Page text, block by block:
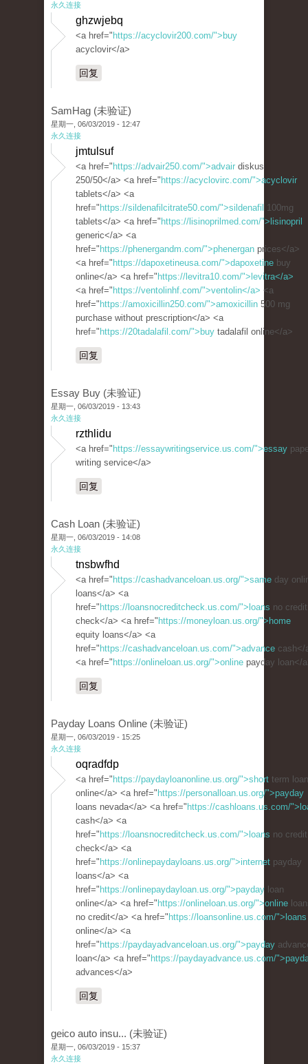
永久连接
ghzwjebq
<a href=" https://acyclovir200.com/">buy
acyclovir</a>
回复
SamHag (未验证)
星期一, 06/03/2019 - 12:47
永久连接
jmtulsuf
<a href=" https://advair250.com/">advair diskus
250/50</a> <a href=" https://acyclovirc.com/">acyclovir
tablets</a> <a
href=" https://sildenafilcitrate50.com/">sildenafil 100mg
tablets</a> <a href=" https://lisinoprilmed.com/">lisinopril
generic</a> <a
href=" https://phenergandm.com/">phenergan prices</a>
<a href=" https://dapoxetineusa.com/">dapoxetine buy
online</a> <a href=" https://levitra10.com/">levitra</a>
<a href=" https://ventolinhf.com/">ventolin</a> <a
href=" https://amoxicillin250.com/">amoxicillin 500 mg
purchase without prescription</a> <a
href=" https://20tadalafil.com/">buy tadalafil online</a>
回复
Essay Buy (未验证)
星期一, 06/03/2019 - 13:43
永久连接
rzthlidu
<a href=" https://essaywritingservice.us.com/">essay
writing service</a>
回复
Cash Loan (未验证)
星期一, 06/03/2019 - 14:08
永久连接
tnsbwfhd
<a href=" https://cashadvanceloan.us.org/">same day
loans</a> <a
href=" https://loansnocreditcheck.us.com/">loans no credit
check</a> <a href=" https://moneyloan.us.org/">home
equity loans</a> <a
href=" https://cashadvanceloan.us.com/">advance cash</
<a href=" https://onlineloan.us.org/">online payday loan</
回复
Payday Loans Online (未验证)
星期一, 06/03/2019 - 15:25
永久连接
oqradfdp
<a href=" https://paydayloanonline.us.org/">short term
online</a> <a href=" https://personalloan.us.org/">payday
loans nevada</a> <a href=" https://cashloans.us.com/
cash</a> <a
href=" https://loansnocreditcheck.us.com/">loans no credit
check</a> <a
href=" https://onlinepaydayloans.us.org/">internet payday
loans</a> <a
href=" https://onlinepaydayloan.us.org/">payday loan
online</a> <a href=" https://onlineloan.us.org/">online
no credit</a> <a href=" https://loansonline.us.com/">loans
online</a> <a
href=" https://paydayadvanceloan.us.org/">payday
loan</a> <a href=" https://paydayadvance.us.com/
advances</a>
回复
geico auto insu... (未验证)
星期一, 06/03/2019 - 15:37
永久连接